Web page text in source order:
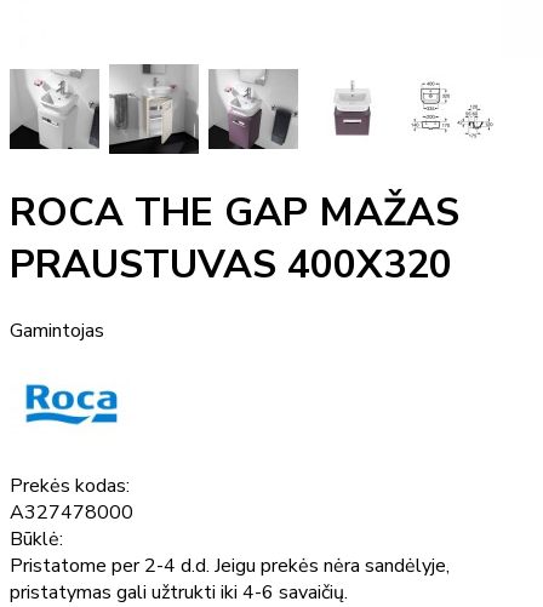
ROCA THE GAP MAŽAS
PRAUSTUVAS 400X320
Gamintojas
Prekės kodas:
A327478000
Būklė:
Pristatome per 2-4 d.d. Jeigu prekės nėra sandėlyje,
pristatymas gali užtrukti iki 4-6 savaičių.